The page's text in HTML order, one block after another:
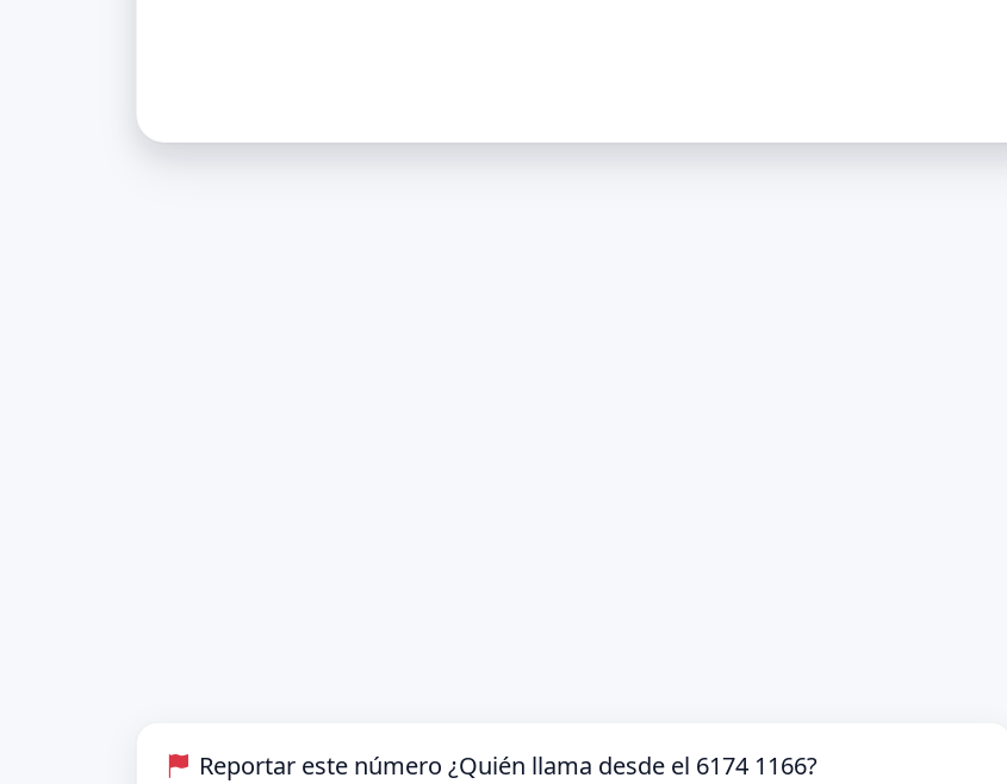
Reportar este número ¿Quién llama desde el 6174 1166?